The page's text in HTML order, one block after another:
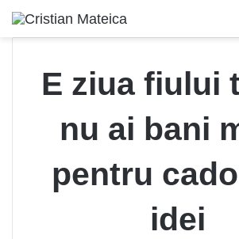
E ziua fiului
nu ai bani
pentru
idei